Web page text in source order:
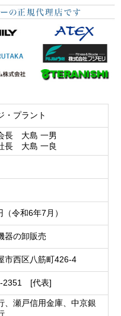
・プラント
長 大島 一男
長 大島 一良
令和6年7月）
器の卸販売
市西区八筋町426-4
2351 [代表]
、瀬戸信用金庫、中京銀